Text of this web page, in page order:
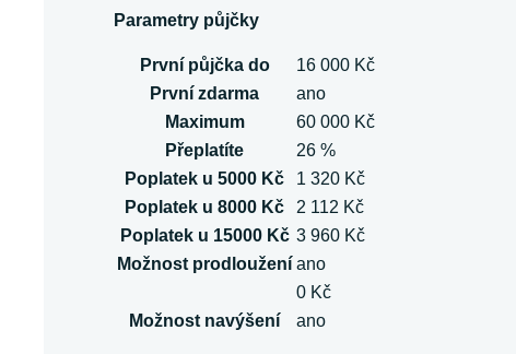
Parametry půjčky
První půjčka do
16 000 Kč
První zdarma
ano
Maximum
60 000 Kč
Přeplatíte
26 %
Poplatek u 5000 Kč
1 320 Kč
Poplatek u 8000 Kč
2 112 Kč
Poplatek u 15000 Kč 3 960 Kč
Možnost prodloužení ano
0 Kč
Možnost navýšení
ano